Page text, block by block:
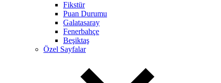
Fikstür
Puan Durumu
Galatasaray
Fenerbahçe
Beşiktaş
Özel Sayfalar